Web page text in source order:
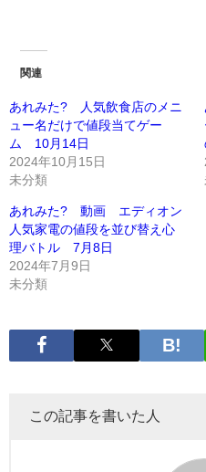
関連
あれみた? 人気飲食店のメニ
ュー名だけで値段当てゲー
ム 10月14日
2024年10月15日
未分類
あれみた? 動画 エディオン
人気家電の値段を並び替え心
理バトル 7月8日
2024年7月9日
未分類
この記事を書いた人